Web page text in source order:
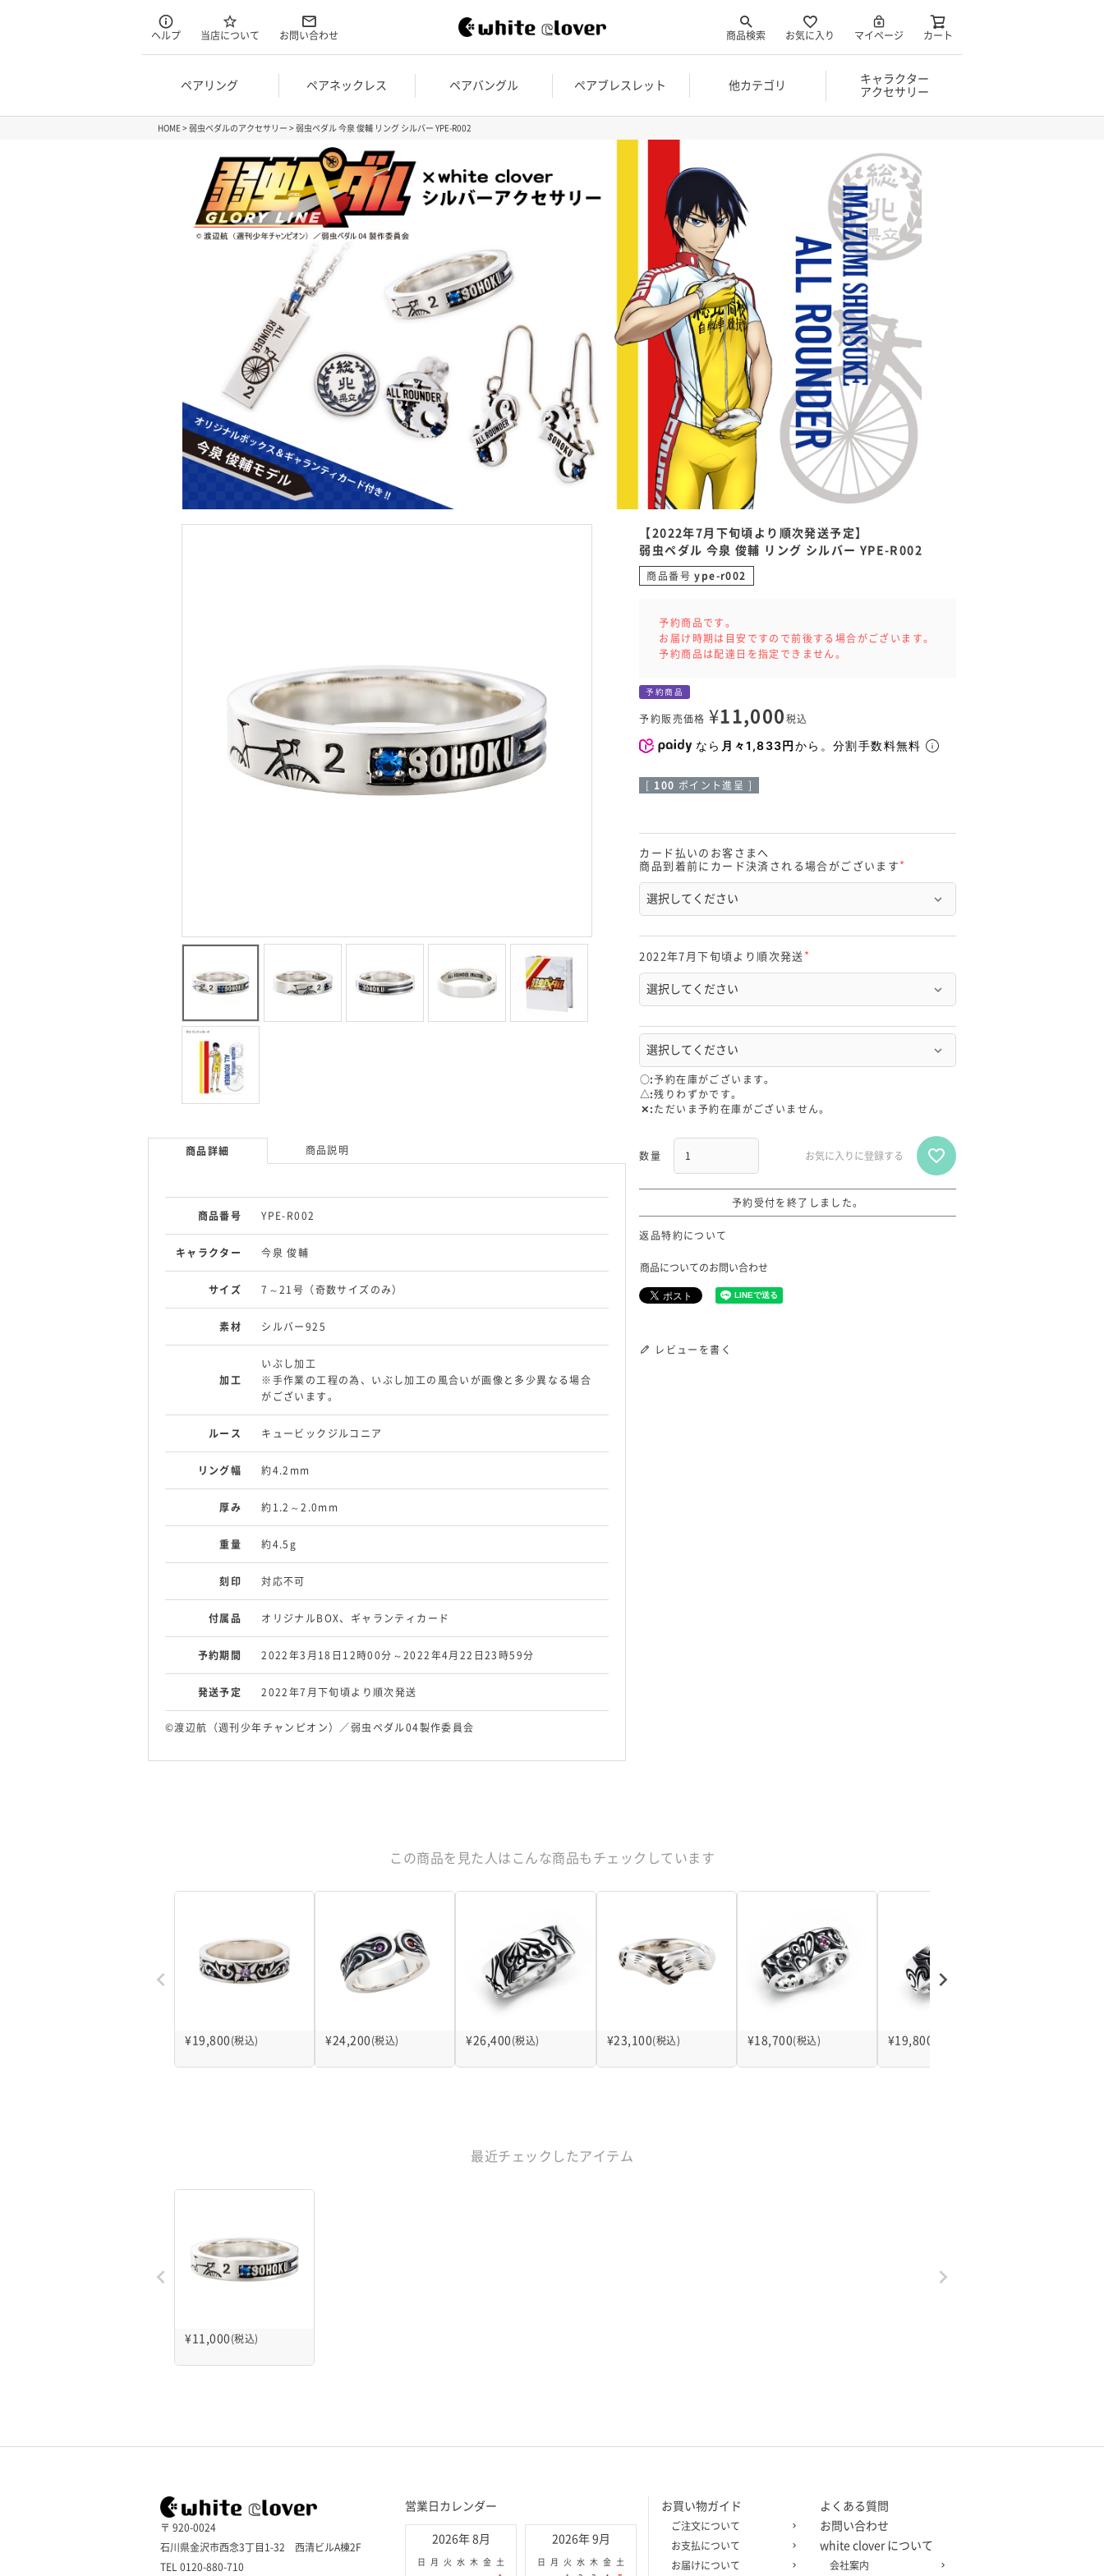
ヘルプ 当店について お問い合わせ 商品検索 お気に入り マイページ カート
ペアリング ペアネックレス ペアバングル ペアブレスレット 他カテゴリ
キャラクター
アクセサリー
HOME 弱虫ペダルのアクセサリー 弱虫ペダル 今泉 俊輔 リング シルバー YPE-R002
商品詳細 商品説明
商品番号 YPE-R002
キャラクター 今泉 俊輔
サイズ 7～21号（奇数サイズのみ）
素材 シルバー925
加工
いぶし加工
※手作業の工程の為、いぶし加工の風合いが画像と多少異なる場合
がございます。
ルース キュービックジルコニア
リング幅 約4.2mm
厚み 約1.2～2.0mm
重量 約4.5g
刻印 対応不可
付属品 オリジナルBOX、ギャランティカード
予約期間 2022年3月18日12時00分～2022年4月22日23時59分
発送予定 2022年7月下旬頃より順次発送
©渡辺航（週刊少年チャンピオン）／弱虫ペダル04製作委員会
【2022年7月下旬頃より順次発送予定】
弱虫ペダル 今泉 俊輔 リング シルバー YPE-R002
商品番号 ype-r002
予約商品です。
お届け時期は目安ですので前後する場合がございます。
予約商品は配達日を指定できません。
予約商品
予約販売価格 ¥11,000 税込
なら 月々1,833円から。分割手数料無料
[ 100 ポイント進呈 ]
カード払いのお客さまへ
商品到着前にカード決済される場合がございます
)
2022年7月下旬頃より順次発送
)
○ 予約在庫がございます。
△ 残りわずかです。
✕
ただいま予約在庫がございません。
お気に入りに登録する
予約受付を終了しました。
返品特約について
商品についてのお問い合わせ
レビューを書く
この商品を見た人はこんな商品もチェックしています
¥19,800 (税込) ¥24,200 (税込) ¥26,400 (税込) ¥23,100(税込) ¥18,700(税込) ¥19,800
最近チェックしたアイテム
¥11,000 (税込)
〒 920-0024
石川県金沢市西念3丁目1-32 西清ビルA棟2F
TEL 0120-880-710
営業日カレンダー
2026年 8月
日 月 火 水 木 金
土
2026年 9月
日 月 火 水 木 金
土
お買い物ガイド
ご注文について
お支払について
お届けについて
よくある質問
お問い合わせ
white clover について
会社案内